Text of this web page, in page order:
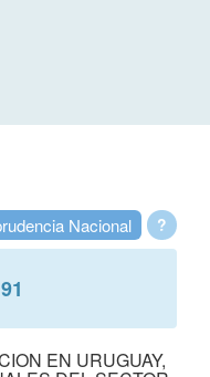
?
Nacional
EN URUGUAY,